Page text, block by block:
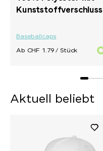
Kunststoffverschluss
Baseballcaps
Ab CHF 1.79 / Stück
Aktuell beliebt